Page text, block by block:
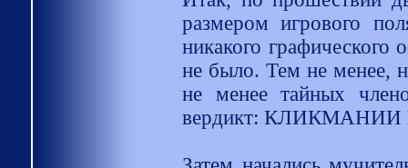
размером игрового
никакого
не было. Тем не менее,
не менее тайных
вердикт: